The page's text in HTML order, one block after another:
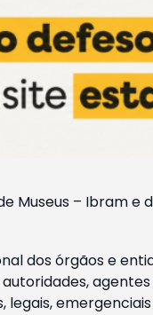
Museus – Ibram
dos órgãos e